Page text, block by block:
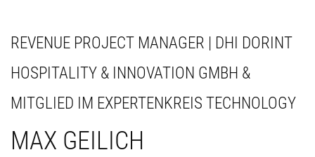
REVENUE PROJECT MANAGER | DHI DORINT
HOSPITALITY & INNOVATION GMBH &
MITGLIED IM EXPERTENKREIS TECHNOLOGY
MAX GEILICH